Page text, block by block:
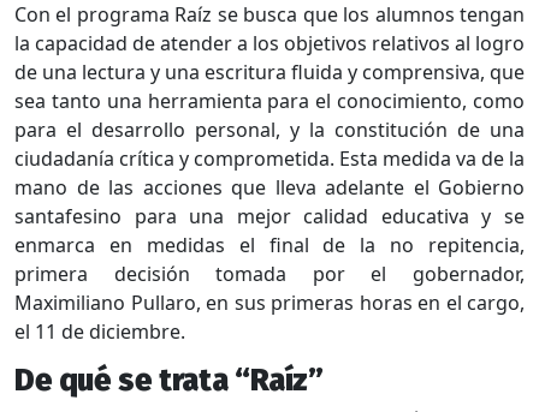
Con el programa Raíz se busca que los alumnos tengan
la capacidad de atender a los objetivos relativos al logro
de una lectura y una escritura fluida y comprensiva, que
sea tanto una herramienta para el conocimiento, como
para el desarrollo personal, y la constitución de una
ciudadanía crítica y comprometida. Esta medida va de la
mano de las acciones que lleva adelante el Gobierno
santafesino para una mejor calidad educativa y se
enmarca en medidas el final de la no repitencia,
primera decisión tomada por el gobernador,
Maximiliano Pullaro, en sus primeras horas en el cargo,
el 11 de diciembre.
De qué se trata “Raíz”